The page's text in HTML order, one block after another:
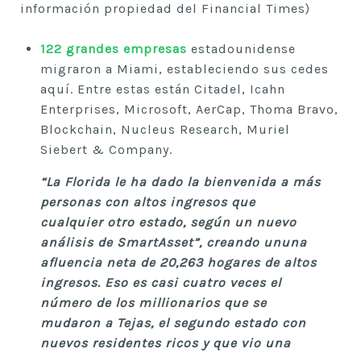
información propiedad del Financial Times)
122 grandes empresas estadounidense
migraron a Miami, estableciendo sus cedes
aquí. Entre estas están Citadel, Icahn
Enterprises, Microsoft, AerCap, Thoma Bravo,
Blockchain, Nucleus Research, Muriel
Siebert & Company.
“La Florida le ha dado la bienvenida a más
personas con altos ingresos que
cualquier otro estado, según un nuevo
análisis de SmartAsset”, creando ununa
afluencia neta de 20,263 hogares de altos
ingresos. Eso es casi cuatro veces el
número de los millionarios que se
mudaron a Tejas, el segundo estado con
nuevos residentes ricos y que vio una